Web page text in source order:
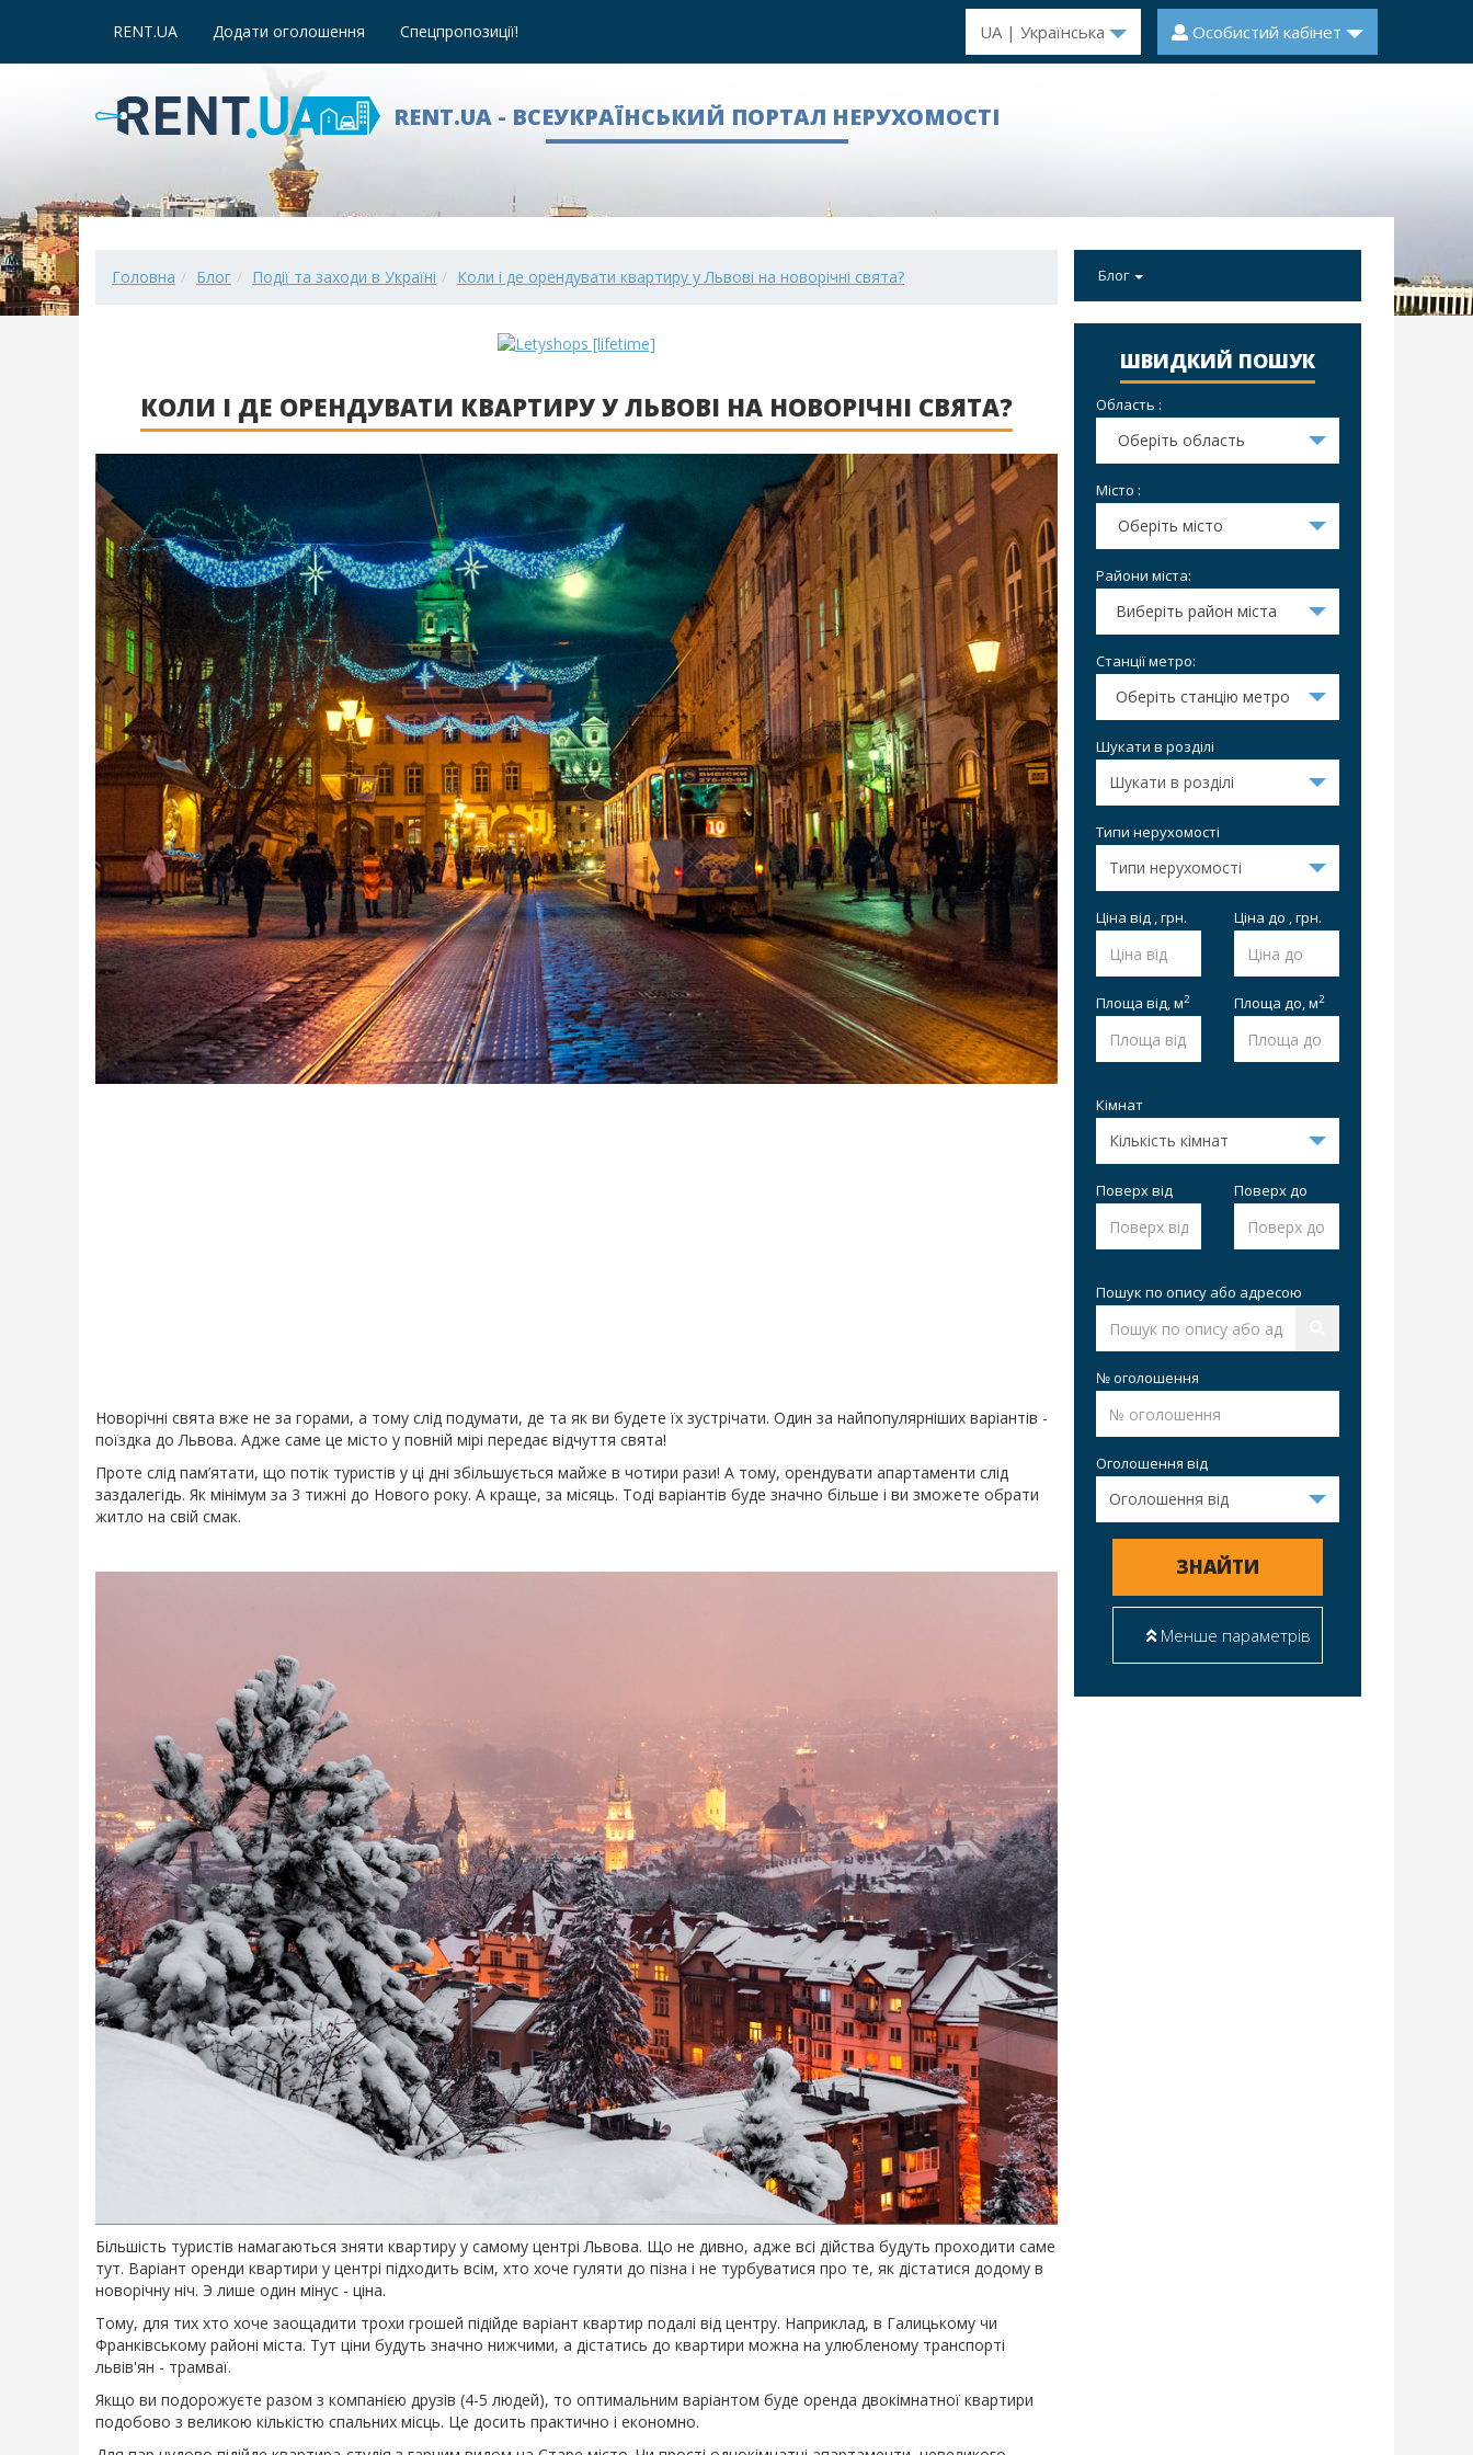
RENT.UA Додати оголошення Спецпропозиції! UA | Українська Особистий кабінет
RENT.UA - ВСЕУКРАЇНСЬКИЙ ПОРТАЛ НЕРУХОМОСТІ
Головна Блог Події та заходи в Україні Коли і де орендувати квартиру у Львові на новорічні свята?
КОЛИ І ДЕ ОРЕНДУВАТИ КВАРТИРУ У ЛЬВОВІ НА НОВОРІЧНІ СВЯТА?
Новорічні свята вже не за горами, а тому слід подумати, де та як ви будете їх зустрічати. Один за найпопулярніших варіантів -
поїздка до Львова. Адже саме це місто у повній мірі передає відчуття свята!
Проте слід пам’ятати, що потік туристів у ці дні збільшується майже в чотири рази! А тому, орендувати апартаменти слід
заздалегідь. Як мінімум за 3 тижні до Нового року. А краще, за місяць. Тоді варіантів буде значно більше і ви зможете обрати
житло на свій смак.
Більшість туристів намагаються зняти квартиру у самому центрі Львова. Що не дивно, адже всі дійства будуть проходити саме
тут. Варіант оренди квартири у центрі підходить всім, хто хоче гуляти до пізна і не турбуватися про те, як дістатися додому в
новорічну ніч. Э лише один мінус - ціна.
Тому, для тих хто хоче заощадити трохи грошей підійде варіант квартир подалі від центру. Наприклад, в Галицькому чи
Франківському районі міста. Тут ціни будуть значно нижчими, а дістатись до квартири можна на улюбленому транспорті
львів'ян - трамваї.
Якщо ви подорожуєте разом з компанією друзів (4-5 людей), то оптимальним варіантом буде оренда двокімнатної квартири
подобово з великою кількістю спальних місць. Це досить практично і економно.
Блог
ШВИДКИЙ ПОШУК
Область :
Оберіть область
Місто :
Оберіть місто
Райони міста:
Виберіть район міста
Станції метро:
Оберіть станцію метро
Шукати в розділі
Типи нерухомості
Ціна від , грн. Ціна до , грн.
Площа від,м2 Площа до,м2
Кімнат
Поверх від Поверх до
Пошук по опису або адресою
№ оголошення
Оголошення від
ЗНАЙТИ
Менше параметрів